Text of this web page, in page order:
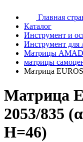
Главная
Каталог
Инструмент и
Инструмент для
Матрицы
матрицы
Матрица
Матрица
2053/835
H=46)